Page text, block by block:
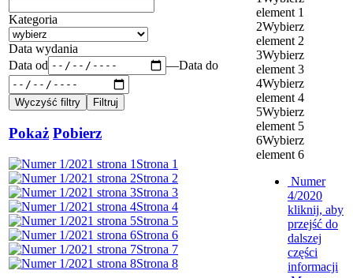
Kategoria
Data wydania
Data od
—Data do
Pokaż Pobierz
Strona 1
Strona 2
Strona 3
Strona 4
Strona 5
Strona 6
Strona 7
Strona 8
element 1
2Wybierz
element 2
3Wybierz
element 3
4Wybierz
element 4
5Wybierz
element 5
6Wybierz
element 6
Numer
4/2020
kliknij, aby
przejść do
dalszej
części
informacji